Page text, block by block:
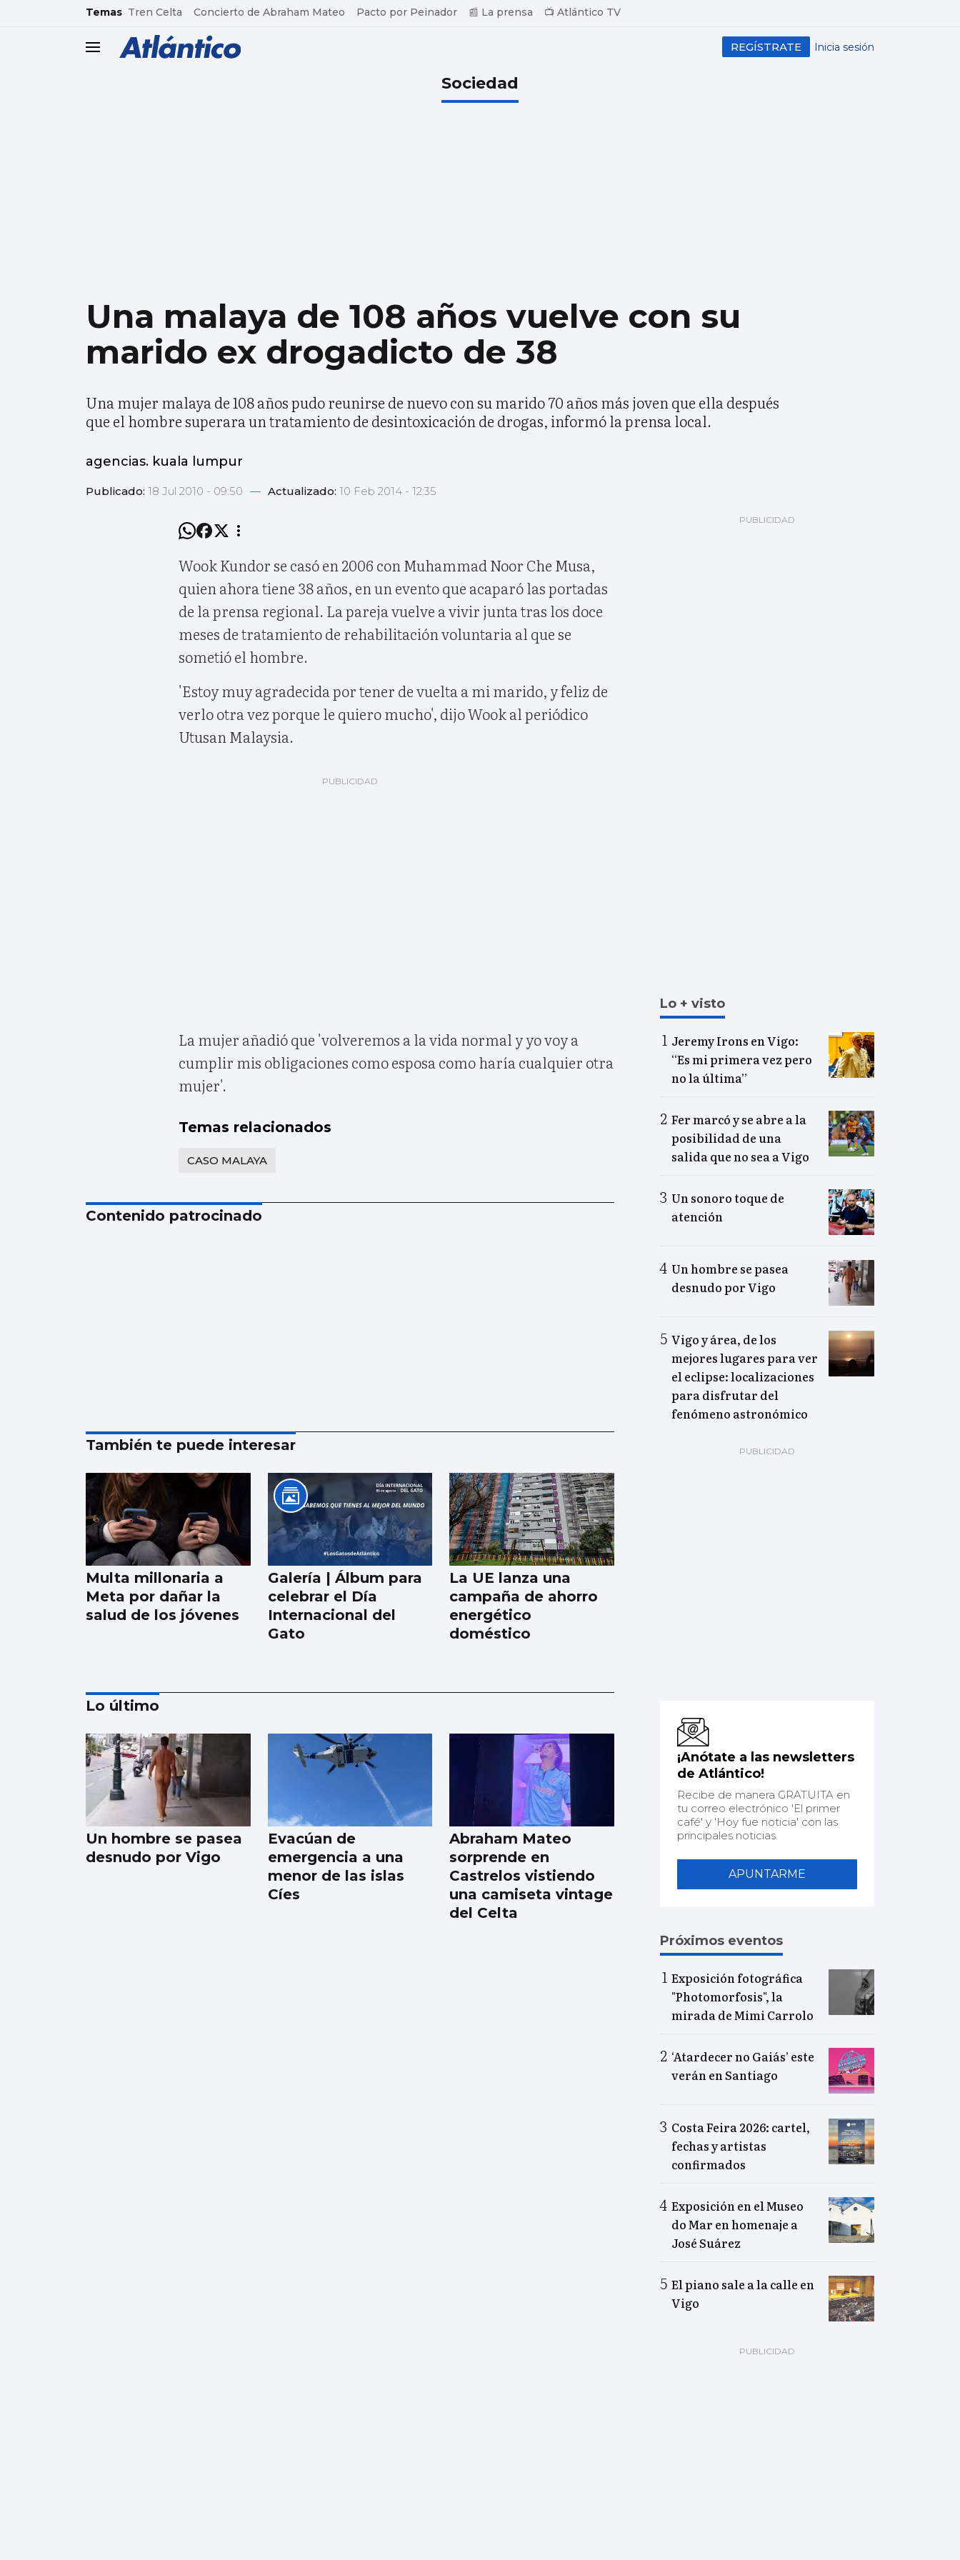
common.go-to-content
Temas Tren Celta Concierto de Abraham Mateo Pacto por Peinador 📰 La prensa 📺 Atlántico TV
header.menu.open Inicia sesión
REGÍSTRATE
Sociedad
Una malaya de 108 años vuelve con su
marido ex drogadicto de 38
Una mujer malaya de 108 años pudo reunirse de nuevo con su marido 70 años más joven que ella después
que el hombre superara un tratamiento de desintoxicación de drogas, informó la prensa local.
agencias. kuala lumpur
Publicado: 18 Jul 2010 - 09:50 — Actualizado: 10 Feb 2014 - 12:35
Wook Kundor se casó en 2006 con Muhammad Noor Che Musa,
quien ahora tiene 38 años, en un evento que acaparó las portadas
de la prensa regional. La pareja vuelve a vivir junta tras los doce
meses de tratamiento de rehabilitación voluntaria al que se
sometió el hombre.
'Estoy muy agradecida por tener de vuelta a mi marido, y feliz de
verlo otra vez porque le quiero mucho', dijo Wook al periódico
Utusan Malaysia.
La mujer añadió que 'volveremos a la vida normal y yo voy a
cumplir mis obligaciones como esposa como haría cualquier otra
mujer'.
Temas relacionados
CASO MALAYA
Contenido patrocinado
También te puede interesar
Multa millonaria a
Meta por dañar la
salud de los jóvenes
Galería | Álbum para
celebrar el Día
Internacional del
Gato
La UE lanza una
campaña de ahorro
energético
doméstico
Una parte de un
cohete de SpaceX
impacta sobre la
superficie de la Luna
Lo último
Un hombre se pasea
desnudo por Vigo
Evacúan de
emergencia a una
menor de las islas
Cíes
Abraham Mateo
sorprende en
Castrelos vistiendo
una camiseta vintage
del Celta
Lo + visto
Jeremy Irons en Vigo:
“Es mi primera vez pero
no la última”
Fer marcó y se abre a la
posibilidad de una
salida que no sea a Vigo
Un sonoro toque de
atención
Un hombre se pasea
desnudo por Vigo
Vigo y área, de los
mejores lugares para ver
el eclipse: localizaciones
para disfrutar del
fenómeno astronómico
¡Anótate a las newsletters
de Atlántico!
Recibe de manera GRATUITA en
tu correo electrónico 'El primer
café' y 'Hoy fue noticia' con las
principales noticias.
APUNTARME
Próximos eventos
Exposición fotográfica
"Photomorfosis", la
mirada de Mimi Carrolo
‘Atardecer no Gaiás’ este
verán en Santiago
Costa Feira 2026: cartel,
fechas y artistas
confirmados
Exposición en el Museo
do Mar en homenaje a
José Suárez
El piano sale a la calle en
Vigo